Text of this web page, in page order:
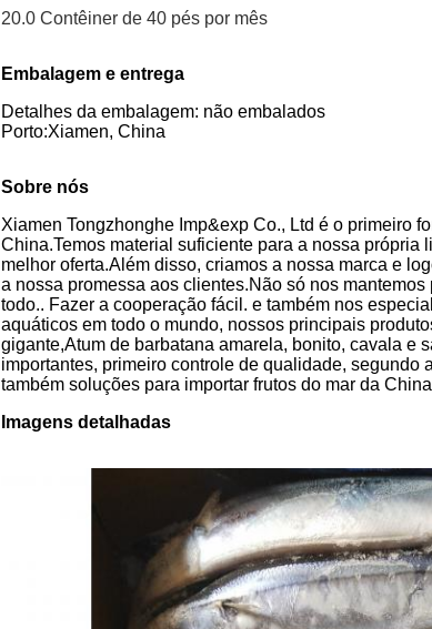
20.0 Contêiner de 40 pés por mês
Embalagem e entrega
Detalhes da embalagem: não embalados
Porto:Xiamen, China
Sobre nós
Xiamen Tongzhonghe Imp&exp Co., Ltd é o primeiro
China.Temos material suficiente para a nossa
melhor oferta.Além disso, criamos a nossa marca e
a nossa promessa aos clientes.Não só nos
todo.. Fazer a cooperação fácil. e também nos
aquáticos em todo o mundo, nossos principais
gigante,Atum de barbatana amarela, bonito, cavala e
importantes, primeiro controle de qualidade, segundo
também soluções para importar frutos do mar da
Imagens detalhadas